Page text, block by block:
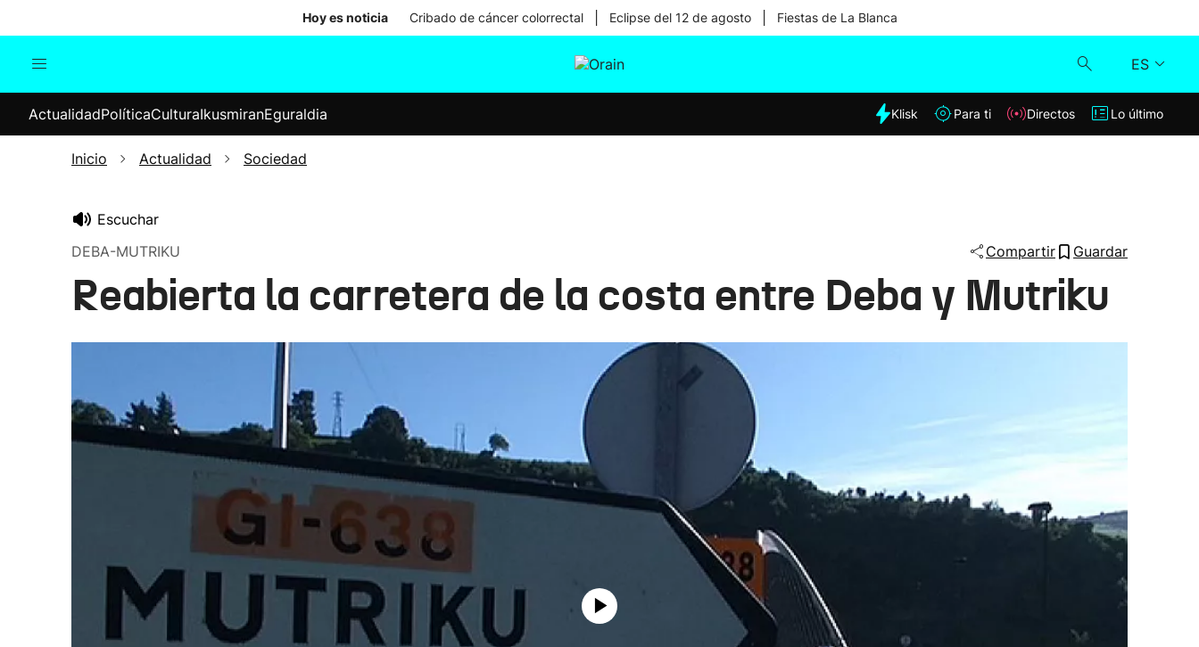
Hoy es noticia Cribado de cáncer colorrectal Eclipse del 12 de agosto Fiestas de La Blanca
ES
Internacional
Elecciones
Klisk
Lo último
ActualidadPolíticaCulturaIkusmiranEguraldia Klisk Para ti Directos Lo último
Inicio Actualidad Sociedad
Escuchar
DEBA-MUTRIKU
Compartir Guardar
Reabierta la carretera de la costa entre Deba y Mutriku